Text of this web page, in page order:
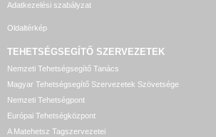
Adatkezelési szabályzat
Oldaltérkép
TEHETSÉGSEGÍTŐ SZERVEZETEK
Nemzeti Tehetségsegítő Tanács
Magyar Tehetségsegítő Szervezetek Szövetsége
Nemzeti Tehetségpont
Európai Tehetségközpont
A Matehetsz Tagszervezetei